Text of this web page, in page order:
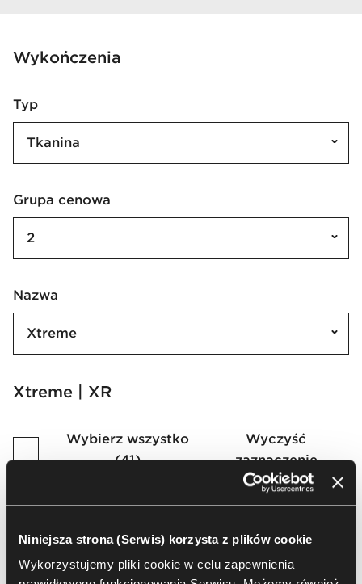
Niniejsza strona (Serwis) korzysta z plików cookie
Wykorzystujemy pliki cookie w celu zapewnienia
Wykończenia
Typ
Tkanina
Grupa cenowa
2
Nazwa
Xtreme
Xtreme | XR
Wybierz wszystko
(41)
Wyczyść
zaznaczenie
XR160 XR072